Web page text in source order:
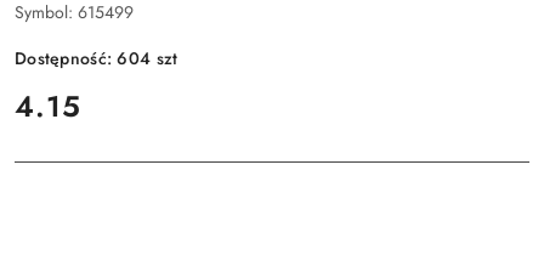
Symbol: 615499
Dostępność:604 szt
cena:
4.15